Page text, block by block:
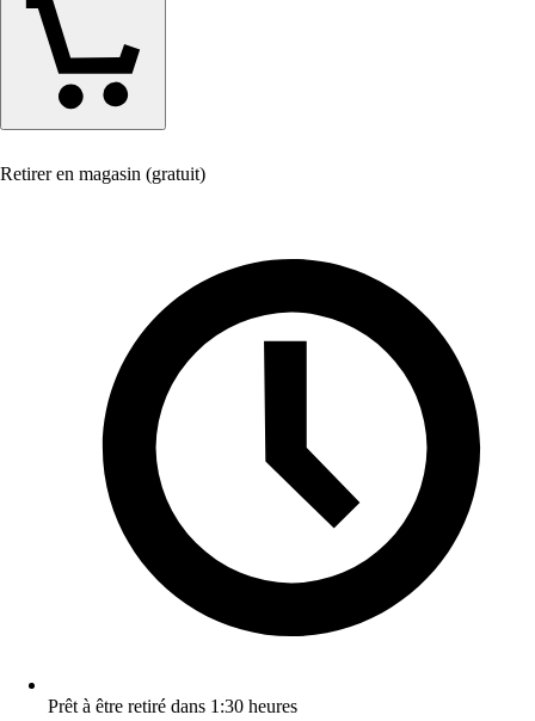
Retirer en magasin (gratuit)
Prêt à être retiré dans 1:30 heures